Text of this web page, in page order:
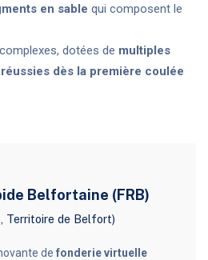
en sable qui composent le
dotées de multiples
dès la première coulée
Belfortaine (FRB)
Territoire de Belfort)
de fonderie virtuelle